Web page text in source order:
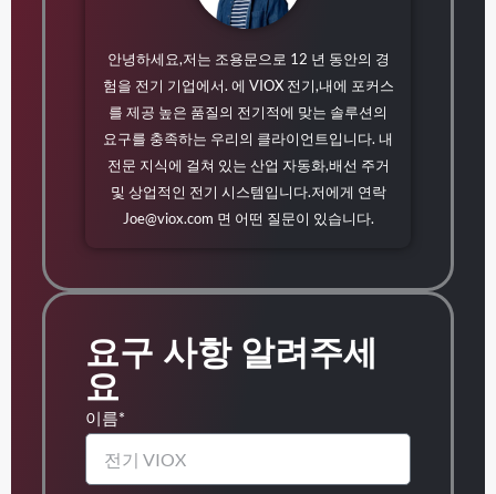
안녕하세요,저는 조용문으로 12 년 동안의 경
험을 전기 기업에서. 에 VIOX 전기,내에 포커스
를 제공 높은 품질의 전기적에 맞는 솔루션의
요구를 충족하는 우리의 클라이언트입니다. 내
전문 지식에 걸쳐 있는 산업 자동화,배선 주거
및 상업적인 전기 시스템입니다.저에게 연락
Joe@viox.com 면 어떤 질문이 있습니다.
요구 사항 알려주세
요
이름*